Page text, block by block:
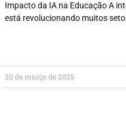
Impacto da IA na Educação A
está revolucionando muitos
20 de março de 2025